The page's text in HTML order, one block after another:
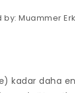
by: Muammer
kadar daha